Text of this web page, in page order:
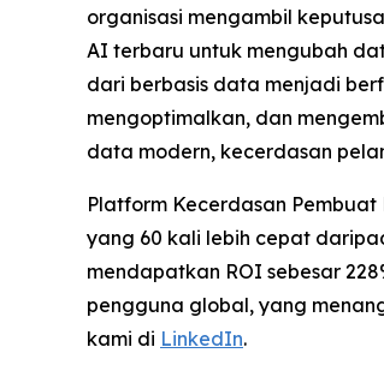
organisasi mengambil
AI terbaru untuk mengubah
dari berbasis data menjadi
mengoptimalkan, dan
data modern, kecerdasan
Platform Kecerdasan
yang 60 kali lebih cepat
mendapatkan ROI sebesar
pengguna global, yang
kami di LinkedIn.